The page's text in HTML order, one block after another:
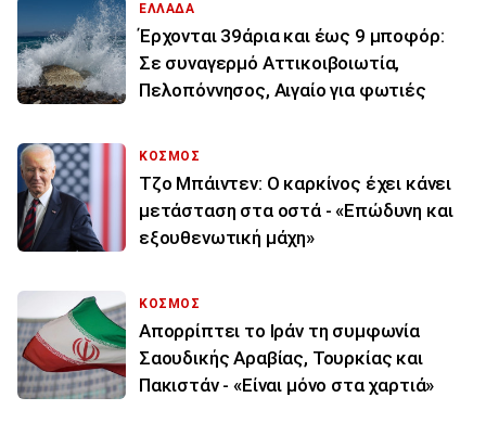
ΕΛΛΑΔΑ
Έρχονται 39άρια και έως 9 μποφόρ:
Σε συναγερμό Αττικοιβοιωτία,
Πελοπόννησος, Αιγαίο για φωτιές
ΚΟΣΜΟΣ
Τζο Μπάιντεν: Ο καρκίνος έχει κάνει
μετάσταση στα οστά - «Επώδυνη και
εξουθενωτική μάχη»
ΚΟΣΜΟΣ
Απορρίπτει το Ιράν τη συμφωνία
Σαουδικής Αραβίας, Τουρκίας και
Πακιστάν - «Είναι μόνο στα χαρτιά»